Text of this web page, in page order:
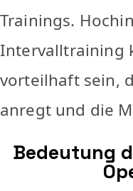
Trainings.
Intervalltraining
vorteilhaft sein,
anregt und die
Bedeutung